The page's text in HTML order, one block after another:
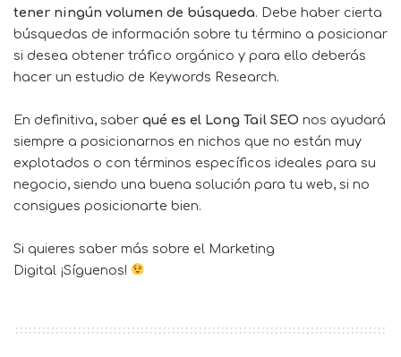
tener ningún volumen de búsqueda. Debe haber cierta
búsquedas de información sobre tu término a posicionar
si desea obtener tráfico orgánico y para ello deberás
hacer un estudio de Keywords Research.
En definitiva, saber qué es el Long Tail SEO nos ayudará
siempre a posicionarnos en nichos que no están muy
explotados o con términos específicos ideales para su
negocio, siendo una buena solución para tu web, si no
consigues posicionarte bien.
Si quieres saber más sobre el Marketing
Digital ¡Síguenos!